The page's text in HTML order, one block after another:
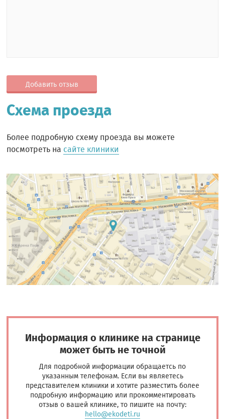
Добавить отзыв
Схема проезда
Более подробную схему проезда вы можете
посмотреть на сайте клиники
Информация о клинике на странице
может быть не точной
Для подробной информации обращаетсь по
указанным телефонам. Если вы являетесь
представителем клиники и хотите разместить более
подробную информацию или прокомментировать
отзыв о вашей клинике, то пишите на почту:
hello@ekodeti.ru